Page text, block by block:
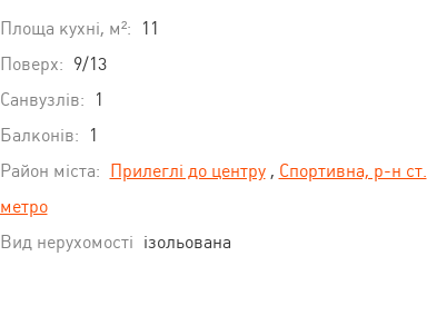
Площа кухні, м²:
11
Поверх: 9/13
Санвузлів:
1
Балконів:
1
Район міста: Прилеглі до центру, Спортивна, р-н ст.
метро
Вид нерухомості ізольована